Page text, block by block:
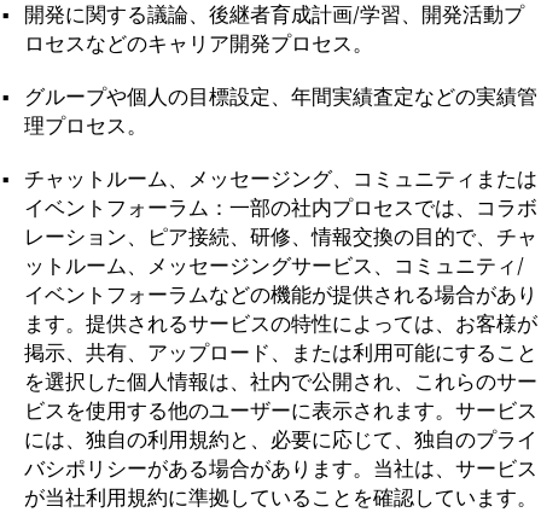
開発に関する議論、後継者育成計画/学習、開発活動プ
ロセスなどのキャリア開発プロセス。
グループや個人の目標設定、年間実績査定などの実績管
理プロセス。
チャットルーム、メッセージング、コミュニティまたは
イベントフォーラム：一部の社内プロセスでは、コラボ
レーション、ピア接続、研修、情報交換の目的で、チャ
ットルーム、メッセージングサービス、コミュニティ/
イベントフォーラムなどの機能が提供される場合があり
ます。提供されるサービスの特性によっては、お客様が
掲示、共有、アップロード、または利用可能にすること
を選択した個人情報は、社内で公開され、これらのサー
ビスを使用する他のユーザーに表示されます。サービス
には、独自の利用規約と、必要に応じて、独自のプライ
バシポリシーがある場合があります。当社は、サービス
が当社利用規約に準拠していることを確認しています。